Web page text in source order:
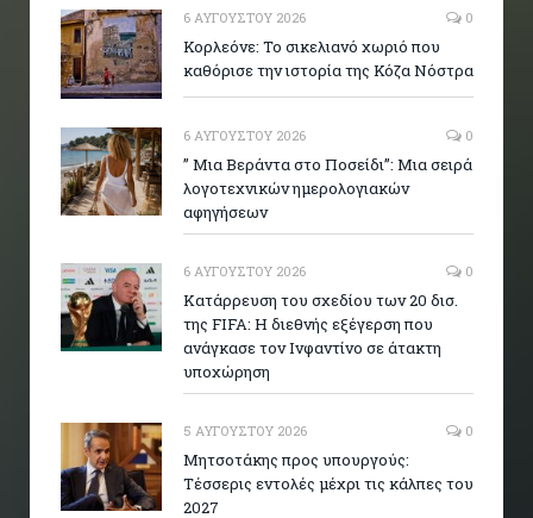
6 ΑΥΓΟΎΣΤΟΥ 2026 0
Κορλεόνε: Το σικελιανό χωριό που
καθόρισε την ιστορία της Κόζα Νόστρα
6 ΑΥΓΟΎΣΤΟΥ 2026 0
” Μια Βεράντα στο Ποσείδι”: Μια σειρά
λογοτεχνικών ημερολογιακών
αφηγήσεων
6 ΑΥΓΟΎΣΤΟΥ 2026 0
Κατάρρευση του σχεδίου των 20 δισ.
της FIFA: Η διεθνής εξέγερση που
ανάγκασε τον Ινφαντίνο σε άτακτη
υποχώρηση
5 ΑΥΓΟΎΣΤΟΥ 2026 0
Μητσοτάκης προς υπουργούς:
Τέσσερις εντολές μέχρι τις κάλπες του
2027